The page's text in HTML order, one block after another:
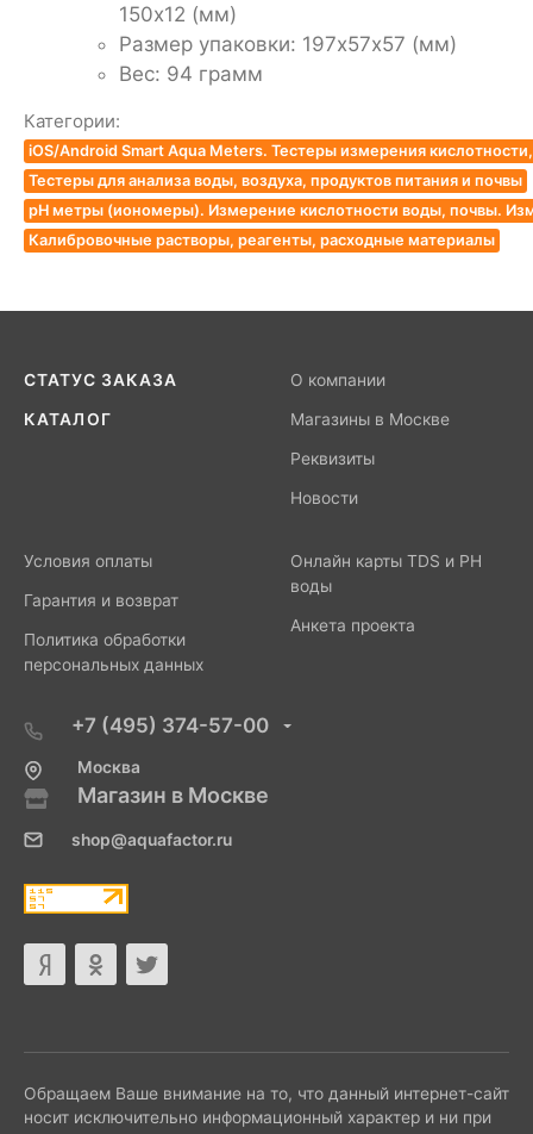
150х12 (мм)
Размер упаковки: 197х57х57 (мм)
Вес: 94 грамм
Категории:
iOS/Android Smart Aqua Meters. Тестеры измерения
Тестеры для анализа воды, воздуха, продуктов питания и почвы
pH метры (иономеры). Измерение кислотности воды, почвы.
Калибровочные растворы, реагенты, расходные материалы
СТАТУС ЗАКАЗА
КАТАЛОГ
О компании
Магазины в Москве
Реквизиты
Новости
Условия оплаты
Гарантия и возврат
Политика обработки
персональных данных
Онлайн карты TDS и PH
воды
Анкета проекта
+7 (495) 374-57-00
Москва
Магазин в Москве
shop@aquafactor.ru
Обращаем Ваше внимание на то, что данный интернет-сайт
носит исключительно информационный характер и ни при